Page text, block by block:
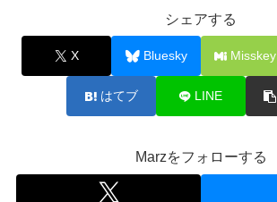
シェアする
X Bluesky Misskey
はてブ LINE
Marzをフォローする